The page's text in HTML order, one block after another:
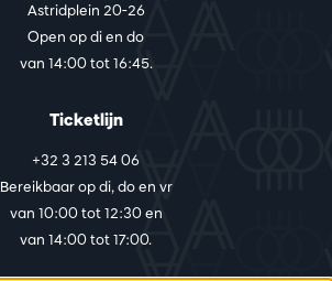
Astridplein 20-26
Open op di en do
van 14:00 tot 16:45.
Ticketlijn
+32 3 213 54 06
Bereikbaar op di, do en vr
van 10:00 tot 12:30 en
van 14:00 tot 17:00.